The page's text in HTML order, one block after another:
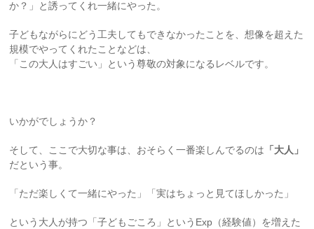
か？」と誘ってくれ一緒にやった。
子どもながらにどう工夫してもできなかったことを、想像を超えた
規模でやってくれたことなどは、
「この大人はすごい」という尊敬の対象になるレベルです。
いかがでしょうか？
そして、ここで大切な事は、おそらく一番楽しんでるのは 「大人」
だという事。
「ただ楽しくて一緒にやった」「実はちょっと見てほしかった」
という大人が持つ「子どもごころ」というExp（経験値）を増えた